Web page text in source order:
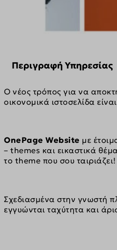
Περιγραφή Υπηρεσίας
Ο νέος τρόπος για να
οικονομικά ιστοσελίδα
OnePage Website με
– themes και εικαστικά
το theme που σου ταιριάζει!
Σχεδιασμένα στην γνωστή
εγγυώνται ταχύτητα και